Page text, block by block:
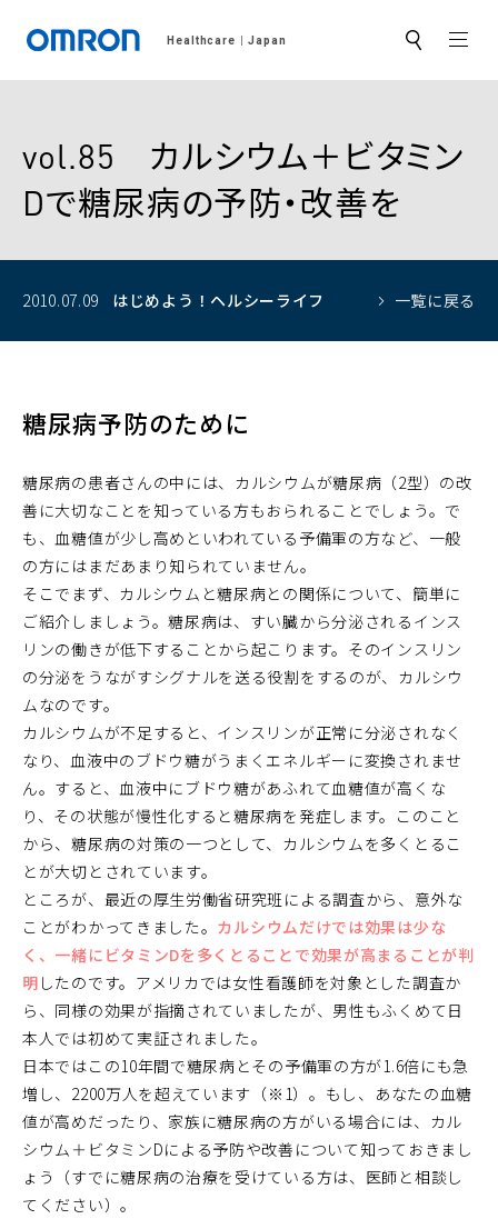
Healthcare Japan サ
ト
索
vol.85 カルシウム＋ビタミン
Dで糖尿病の予防・改善を
2010.07.09 はじめよう！ ヘルシーライフ 一覧に戻る
糖尿病予防のために
糖尿病の患者さんの中には、カルシウムが糖尿病（2型）の改
善に大切なことを知っている方もおられることでしょう。で
も、血糖値が少し高めといわれている予備軍の方など、一般
の方にはまだあまり知られていません。
そこでまず、カルシウムと糖尿病との関係について、簡単に
ご紹介しましょう。糖尿病は、すい臓から分泌されるインス
リンの働きが低下することから起こります。そのインスリン
の分泌をうながすシグナルを送る役割をするのが、カルシウ
ムなのです。
カルシウムが不足すると、インスリンが正常に分泌されなく
なり、血液中のブドウ糖がうまくエネルギーに変換されませ
ん。すると、血液中にブドウ糖があふれて血糖値が高くな
り、その状態が慢性化すると糖尿病を発症します。このこと
から、糖尿病の対策の一つとして、カルシウムを多くとるこ
とが大切とされています。
ところが、最近の厚生労働省研究班による調査から、意外な
ことがわかってきました。 カルシウムだけでは効果は少な
く、一緒にビタミンDを多くとることで効果が高まることが判
明 したのです。アメリカでは女性看護師を対象とした調査か
ら、同様の効果が指摘されていましたが、男性もふくめて日
本人では初めて実証されました。
日本ではこの10年間で糖尿病とその予備軍の方が1.6倍にも急
増し、2200万人を超えています（※1）。もし、あなたの血糖
値が高めだったり、家族に糖尿病の方がいる場合には、カル
シウム＋ビタミンDによる予防や改善について知っておきまし
ょう（すでに糖尿病の治療を受けている方は、医師と相談し
てください）。